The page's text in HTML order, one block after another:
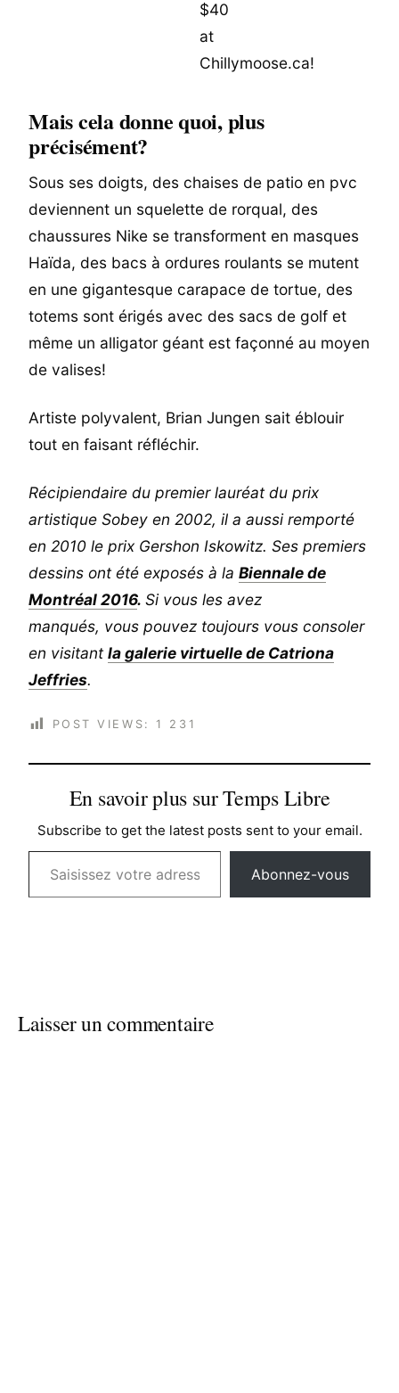
Mais cela donne quoi, plus
précisément?
Sous ses doigts, des chaises de patio en pvc
deviennent un squelette de rorqual, des
chaussures Nike se transforment en masques
Haïda, des bacs à ordures roulants se mutent
en une gigantesque carapace de tortue, des
totems sont érigés avec des sacs de golf et
même un alligator géant est façonné au moyen
de valises!
Artiste polyvalent, Brian Jungen sait éblouir
tout en faisant réfléchir.
Récipiendaire du premier lauréat du prix
artistique Sobey en 2002, il a aussi remporté
en 2010 le prix Gershon Iskowitz. Ses premiers
dessins ont été exposés à la Biennale de
Montréal 2016. Si vous les avez
manqués, vous pouvez toujours vous consoler
en visitant la galerie virtuelle de Catriona
Jeffries.
POST VIEWS: 1 231
En savoir plus sur Temps Libre
Subscribe to get the latest posts sent to your email.
Saisissez votre adresse e-mail…
Abonnez-vous
Laisser un commentaire